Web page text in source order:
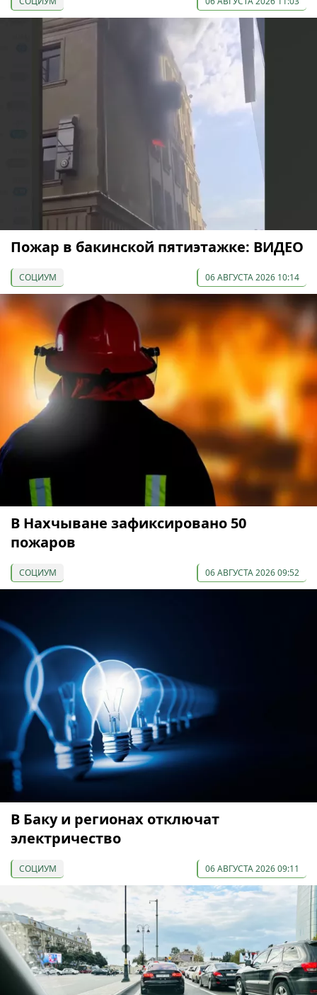
Пожар в бакинской пятиэтажке: ВИДЕО
СОЦИУМ 06 АВГУСТА 2026 10:14
В Нахчыване зафиксировано 50
пожаров
СОЦИУМ 06 АВГУСТА 2026 09:52
В Баку и регионах отключат
электричество
СОЦИУМ 06 АВГУСТА 2026 09:11